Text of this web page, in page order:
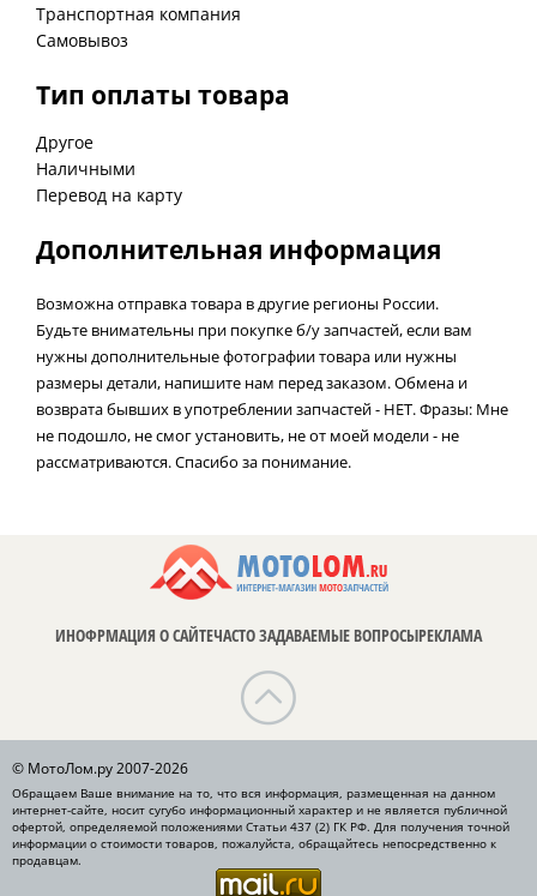
Транспортная компания
Самовывоз
Тип оплаты товара
Другое
Наличными
Перевод на карту
Дополнительная информация
Возможна отправка товара в другие регионы России.
Будьте внимательны при покупке б/у запчастей, если вам
нужны дополнительные фотографии товара или нужны
размеры детали, напишите нам перед заказом. Обмена и
возврата бывших в употреблении запчастей - НЕТ. Фразы: Мне
не подошло, не смог установить, не от моей модели - не
рассматриваются. Спасибо за понимание.
ИНОФРМАЦИЯ О САЙТЕЧАСТО ЗАДАВАЕМЫЕ ВОПРОСЫРЕКЛАМА
© МотоЛом.ру 2007-2026
Обращаем Ваше внимание на то, что вся информация, размещенная на данном
интернет-сайте, носит сугубо информационный характер и не является публичной
офертой, определяемой положениями Статьи 437 (2) ГК РФ. Для получения точной
информации о стоимости товаров, пожалуйста, обращайтесь непосредственно к
продавцам.